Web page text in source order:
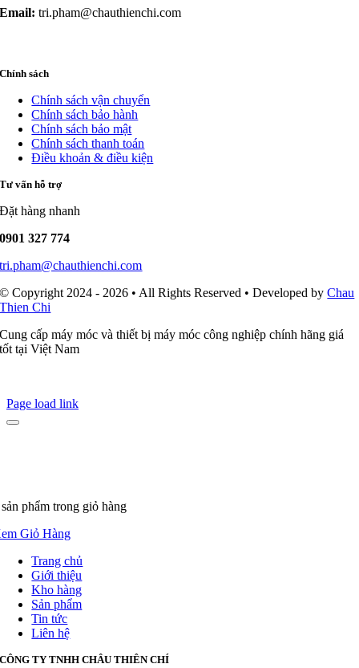
Email: tri.pham@chauthienchi.com
Chính sách
Chính sách vận chuyển
Chính sách bảo hành
Chính sách bảo mật
Chính sách thanh toán
Điều khoản & điều kiện
Tư vấn hỗ trợ
Đặt hàng nhanh
0901 327 774
tri.pham@chauthienchi.com
© Copyright 2024 - 2026 • All Rights Reserved • Developed byChau
Thien Chi
Cung cấp máy móc và thiết bị máy móc công nghiệp chính hãng giá
tốt tại Việt Nam
Page load link
phẩm trong giỏ hàng
Giỏ Hàng
Trang chủ
Giới thiệu
Kho hàng
Sản phẩm
Tin tức
Liên hệ
CÔNG TY TNHH CHÂU THIÊN CHÍ